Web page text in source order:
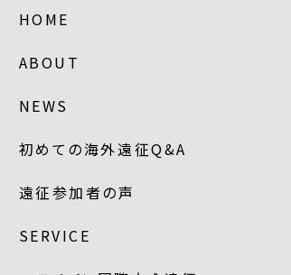
HOME
ABOUT
NEWS
初めての海外遠征Q&A
遠征参加者の声
SERVICE